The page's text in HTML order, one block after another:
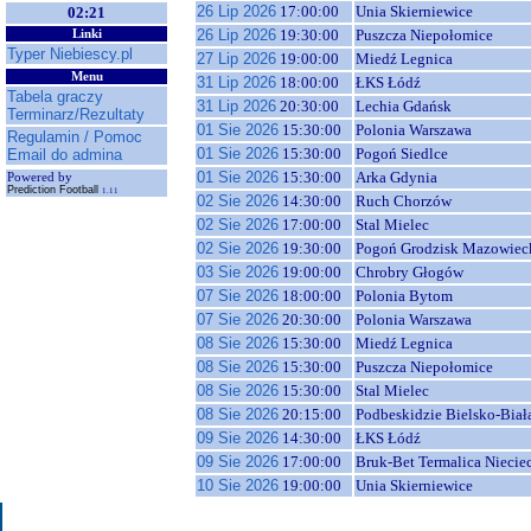
02:21
Linki
Typer Niebiescy.pl
Menu
Tabela graczy
Terminarz/Rezultaty
Regulamin / Pomoc
Email do admina
Powered by
Prediction Football 1.11
26 Lip 2026 17:00:00
Unia Skierniewice
26 Lip 2026 19:30:00
Puszcza Niepołomice
27 Lip 2026 19:00:00
Miedź Legnica
31 Lip 2026 18:00:00
ŁKS Łódź
31 Lip 2026 20:30:00
Lechia Gdańsk
01 Sie 2026 15:30:00
Polonia Warszawa
01 Sie 2026 15:30:00
Pogoń Siedlce
01 Sie 2026 15:30:00
Arka Gdynia
02 Sie 2026 14:30:00
Ruch Chorzów
02 Sie 2026 17:00:00
Stal Mielec
02 Sie 2026 19:30:00
Pogoń Grodzisk
03 Sie 2026 19:00:00
Chrobry Głogów
07 Sie 2026 18:00:00
Polonia Bytom
07 Sie 2026 20:30:00
Polonia Warszawa
08 Sie 2026 15:30:00
Miedź Legnica
08 Sie 2026 15:30:00
Puszcza Niepołomice
08 Sie 2026 15:30:00
Stal Mielec
08 Sie 2026 20:15:00
Podbeskidzie Bielsko-
09 Sie 2026 14:30:00
ŁKS Łódź
09 Sie 2026 17:00:00
Bruk-Bet Termalica
10 Sie 2026 19:00:00 Unia Skierniewice